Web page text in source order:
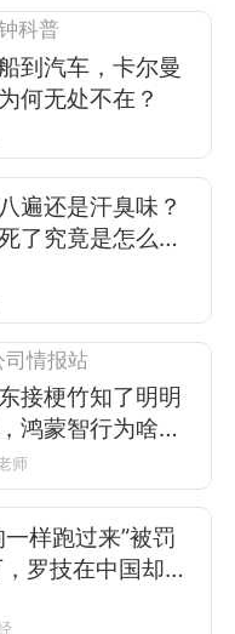
科普
到汽车，卡尔曼
何无处不在？
遍还是汗臭味？
了究竟是怎么回
情报站
接梗竹知了明明
鸿蒙智行为啥不
师
一样跑过来”被罚
罗技在中国却卖